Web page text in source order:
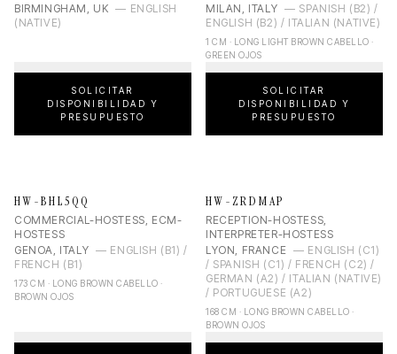
BIRMINGHAM, UK — ENGLISH
(NATIVE)
SOLICITAR
DISPONIBILIDAD Y
PRESUPUESTO
MILAN, ITALY — SPANISH (B2) /
ENGLISH (B2) / ITALIAN (NATIVE)
1 CM · LONG LIGHT BROWN CABELLO ·
GREEN OJOS
SOLICITAR
DISPONIBILIDAD Y
PRESUPUESTO
HW-BHL5QQ
COMMERCIAL-HOSTESS, ECM-
HOSTESS
GENOA, ITALY — ENGLISH (B1) /
FRENCH (B1)
173 CM · LONG BROWN CABELLO ·
BROWN OJOS
HW-ZRDMAP
RECEPTION-HOSTESS,
INTERPRETER-HOSTESS
LYON, FRANCE — ENGLISH (C1)
/ SPANISH (C1) / FRENCH (C2) /
GERMAN (A2) / ITALIAN (NATIVE)
/ PORTUGUESE (A2)
168 CM · LONG BROWN CABELLO ·
BROWN OJOS